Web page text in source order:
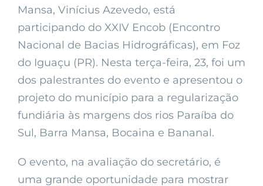
Mansa, Vinícius Azevedo, está
participando do XXIV Encob (Encontro
Nacional de Bacias Hidrográficas), em Foz
do Iguaçu (PR). Nesta terça-feira, 23, foi um
dos palestrantes do evento e apresentou o
projeto do município para a regularização
fundiária às margens dos rios Paraíba do
Sul, Barra Mansa, Bocaina e Bananal.
O evento, na avaliação do secretário, é
uma grande oportunidade para mostrar